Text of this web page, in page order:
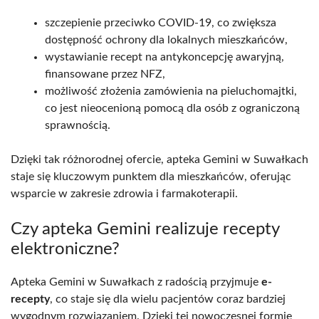
szczepienie przeciwko COVID-19, co zwiększa
dostępność ochrony dla lokalnych mieszkańców,
wystawianie recept na antykoncepcję awaryjną,
finansowane przez NFZ,
możliwość złożenia zamówienia na pieluchomajtki,
co jest nieocenioną pomocą dla osób z ograniczoną
sprawnością.
Dzięki tak różnorodnej ofercie, apteka Gemini w Suwałkach
staje się kluczowym punktem dla mieszkańców, oferując
wsparcie w zakresie zdrowia i farmakoterapii.
Czy apteka Gemini realizuje recepty
elektroniczne?
Apteka Gemini w Suwałkach z radością przyjmuje e-
recepty, co staje się dla wielu pacjentów coraz bardziej
wygodnym rozwiązaniem. Dzięki tej nowoczesnej formie